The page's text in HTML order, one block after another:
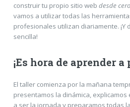
construir tu propio sitio web desde cero
vamos a utilizar todas las
profesionales utilizan diariamente. ¡Y
sencilla!
¡Es hora de aprender
El taller comienza por la mañana
presentamos la dinámica, explicamos
a ser la jornada y preparamos todas